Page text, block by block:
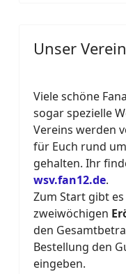
Unser
Viele schöne
sogar spezielle
Vereins werden
für Euch rund
gehalten. Ihr
wsv.fan12.de.
Zum Start gibt
zweiwöchigen
den
Bestellung den
eingeben.